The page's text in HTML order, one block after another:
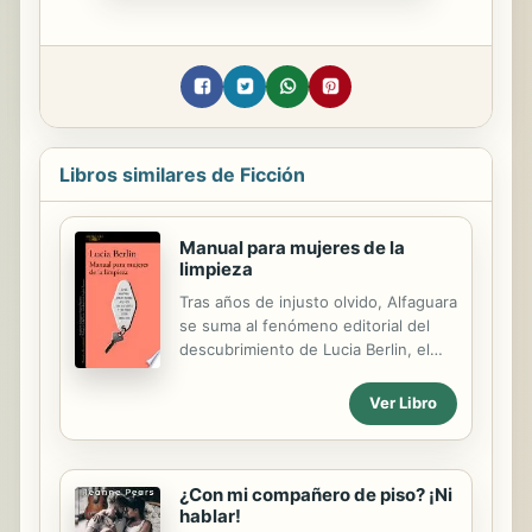
Libros similares de Ficción
Manual para mujeres de la
limpieza
Tras años de injusto olvido, Alfaguara
se suma al fenómeno editorial del
descubrimiento de Lucia Berlin, el
literatura estadounidense, una
auténtica revolución literaria. XVII
Premi Llibreter 2016 Libro del Año
según Babelia Uno de los 40 libros
imprescindibles escritos por mujeres
según Elena Ferrante «Recién
Ver Libro
¿Con mi compañero de piso? ¡Ni
hablar!